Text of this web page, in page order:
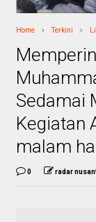
Home Terkini
Sedamai
Kegiatan
malam
0 radar